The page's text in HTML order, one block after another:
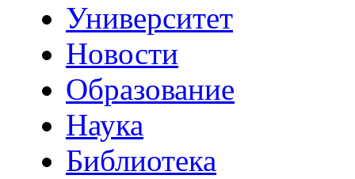
Университет
Новости
Образование
Наука
Библиотека